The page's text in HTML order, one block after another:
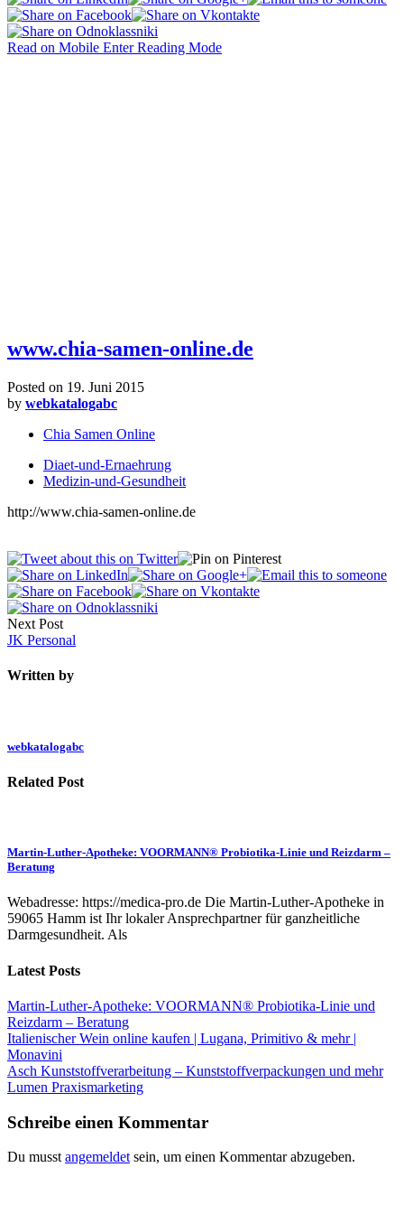
Read on Mobile Enter Reading Mode
www.chia-samen-online.de
Posted on 19. Juni 2015
by webkatalogabc
Chia Samen Online
Diaet-und-Ernaehrung
Medizin-und-Gesundheit
http://www.chia-samen-online.de
Next Post
JK Personal
Written by
webkatalogabc
Related Post
Martin-Luther-Apotheke: VOORMANN® Probiotika-Linie und Reizdarm –
Beratung
Webadresse: https://medica-pro.de Die Martin-Luther-Apotheke in
59065 Hamm ist Ihr lokaler Ansprechpartner für ganzheitliche
Darmgesundheit. Als
Latest Posts
Martin-Luther-Apotheke: VOORMANN® Probiotika-Linie und
Reizdarm – Beratung
Italienischer Wein online kaufen | Lugana, Primitivo & mehr |
Monavini
Asch Kunststoffverarbeitung – Kunststoffverpackungen und mehr
Lumen Praxismarketing
Schreibe einen Kommentar
Du musst angemeldet sein, um einen Kommentar abzugeben.